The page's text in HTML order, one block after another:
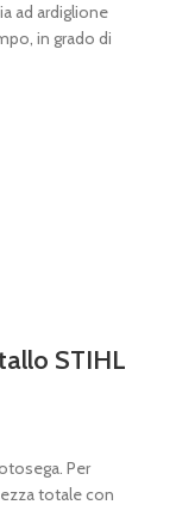
ad ardiglione
in grado di
STIHL
Per
totale con